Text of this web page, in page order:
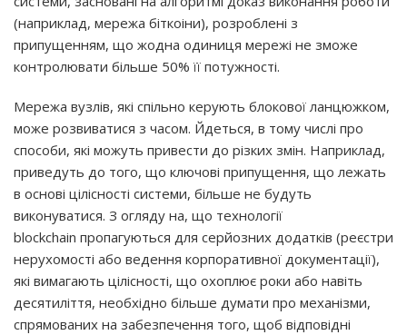
(наприклад, мережа біткоіни), розроблені з
припущенням, що жодна одиниця мережі не зможе
контролювати більше 50% її потужності.
Мережа вузлів, які спільно керують блокової ланцюжком,
може розвиватися з часом. Йдеться, в тому числі про
способи, які можуть привести до різких змін. Наприклад,
приведуть до того, що ключові припущення, що лежать
в основі цілісності системи, більше не будуть
виконуватися. З огляду на, що технології
blockchain пропагуються для серйозних додатків (реєстри
нерухомості або ведення корпоративної документації),
які вимагають цілісності, що охоплює роки або навіть
десятиліття, необхідно більше думати про механізми,
спрямованих на забезпечення того, щоб відповідні